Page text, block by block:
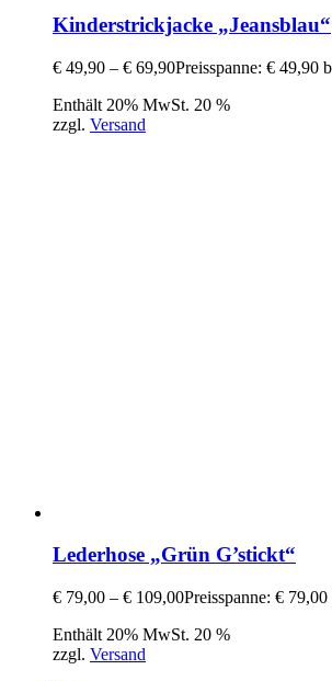
Kinderstrickjacke „Jeansblau“
€ 49,90 – € 69,90Preisspanne: € 49,90
Enthält 20% MwSt. 20 %
zzgl. Versand
Lederhose „Grün G’stickt“
€ 79,00 – € 109,00Preisspanne: €
Enthält 20% MwSt. 20 %
zzgl. Versand